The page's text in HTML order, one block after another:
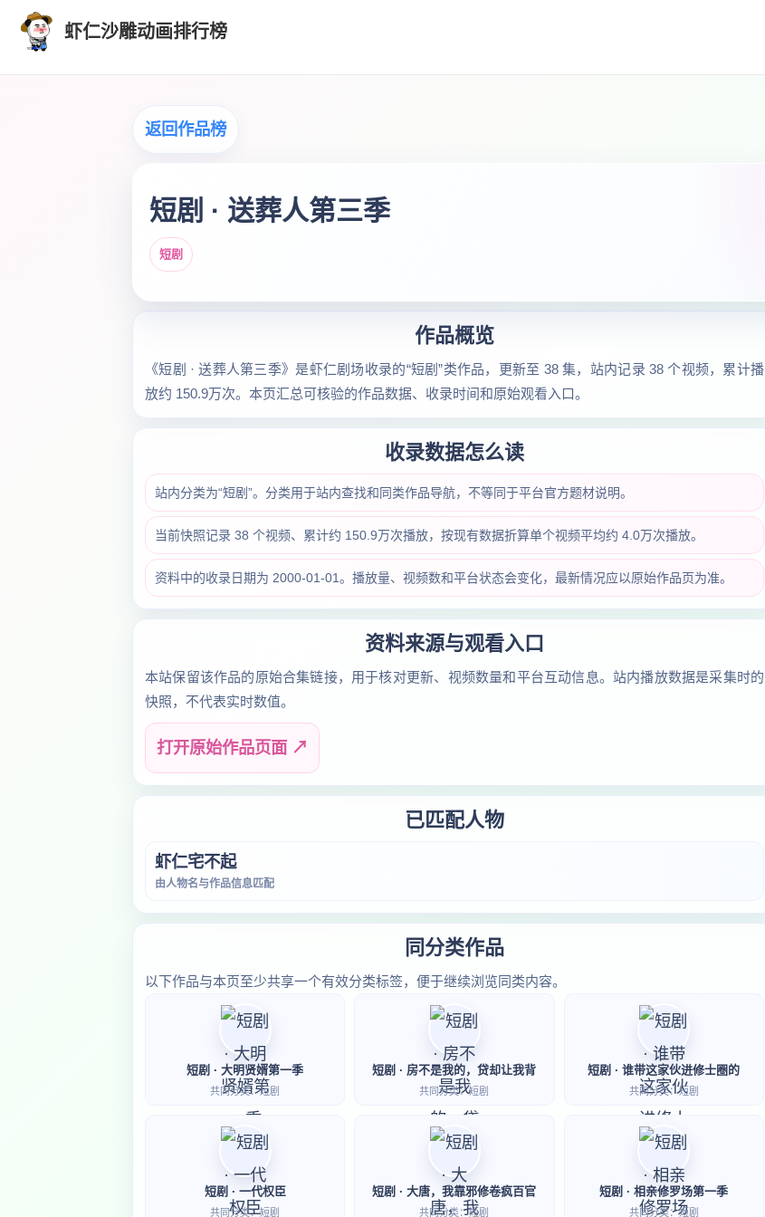
虾仁沙雕动画排行榜
返回作品榜
短剧 · 送葬人第三季
短剧
作品概览
《短剧 · 送葬人第三季》是虾仁剧场收录的“短剧”类作品，更新至 38 集，站内记录 38 个视频，累计播
放约 150.9万次。本页汇总可核验的作品数据、收录时间和原始观看入口。
收录数据怎么读
站内分类为“短剧”。分类用于站内查找和同类作品导航，不等同于平台官方题材说明。
当前快照记录 38 个视频、累计约 150.9万次播放，按现有数据折算单个视频平均约 4.0万次播放。
资料中的收录日期为 2000-01-01。播放量、视频数和平台状态会变化，最新情况应以原始作品页为准。
资料来源与观看入口
本站保留该作品的原始合集链接，用于核对更新、视频数量和平台互动信息。站内播放数据是采集时的
快照，不代表实时数值。
打开原始作品页面 ↗
已匹配人物
虾仁宅不起
由人物名与作品信息匹配
同分类作品
以下作品与本页至少共享一个有效分类标签，便于继续浏览同类内容。
短剧 · 大明贤婿第一季
共同分类：短剧
短剧 · 房不是我的，贷却让我背
共同分类：短剧
短剧 · 谁带这家伙进修士圈的
共同分类：短剧
短剧 · 一代权臣
共同分类：短剧
短剧 · 大唐，我靠邪修卷疯百官
共同分类：短剧
短剧 · 相亲修罗场第一季
共同分类：短剧